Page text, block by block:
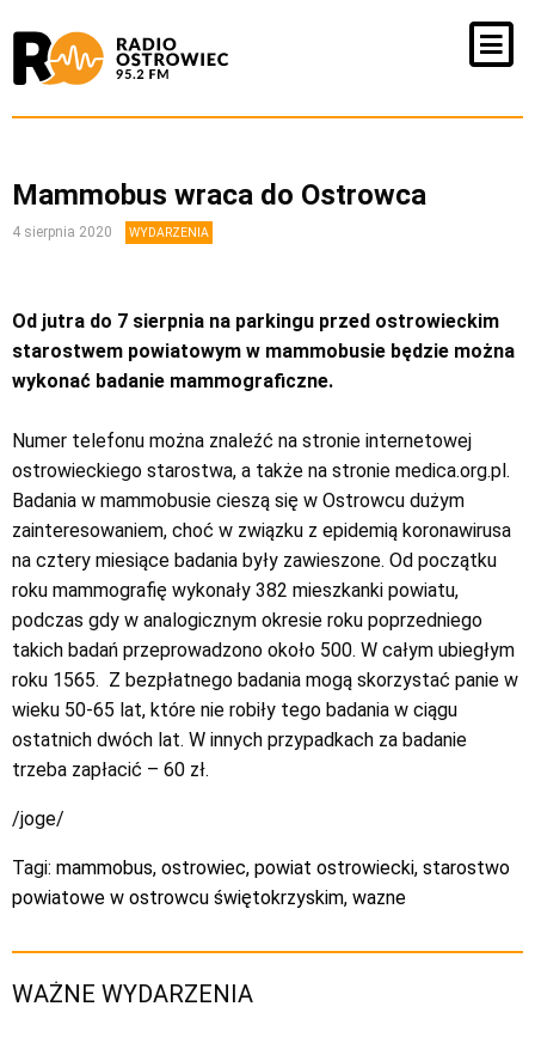
Mammobus wraca do Ostrowca
4 sierpnia 2020 WYDARZENIA
Od jutra do 7 sierpnia na parkingu przed ostrowieckim
starostwem powiatowym w mammobusie będzie można
wykonać badanie mammograficzne.
Numer telefonu można znaleźć na stronie internetowej
ostrowieckiego starostwa, a także na stronie medica.org.pl.
Badania w mammobusie cieszą się w Ostrowcu dużym
zainteresowaniem, choć w związku z epidemią koronawirusa
na cztery miesiące badania były zawieszone. Od początku
roku mammografię wykonały 382 mieszkanki powiatu,
podczas gdy w analogicznym okresie roku poprzedniego
takich badań przeprowadzono około 500. W całym ubiegłym
roku 1565. Z bezpłatnego badania mogą skorzystać panie w
wieku 50-65 lat, które nie robiły tego badania w ciągu
ostatnich dwóch lat. W innych przypadkach za badanie
trzeba zapłacić – 60 zł.
/joge/
Tagi: mammobus, ostrowiec, powiat ostrowiecki, starostwo
powiatowe w ostrowcu świętokrzyskim, wazne
WAŻNE WYDARZENIA